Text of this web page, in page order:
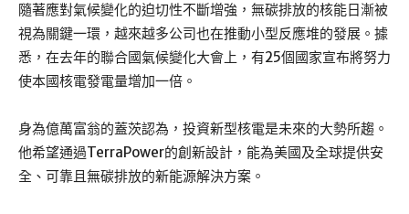
隨著應對氣候變化的迫切性不斷增強，無碳排放的核能日漸被
視為關鍵一環，越來越多公司也在推動小型反應堆的發展。據
悉，在去年的聯合國氣候變化大會上，有25個國家宣布將努力
使本國核電發電量增加一倍。
身為億萬富翁的蓋茨認為，投資新型核電是未來的大勢所趨。
他希望通過TerraPower的創新設計，能為美國及全球提供安
全、可靠且無碳排放的新能源解決方案。